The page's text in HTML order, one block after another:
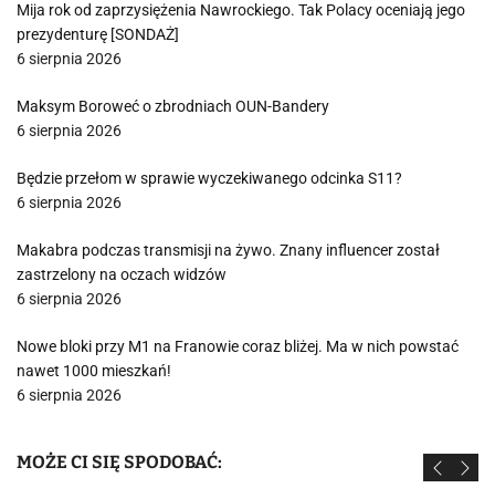
Mija rok od zaprzysiężenia Nawrockiego. Tak Polacy oceniają jego
prezydenturę [SONDAŻ]
6 sierpnia 2026
Maksym Boroweć o zbrodniach OUN-Bandery
6 sierpnia 2026
Będzie przełom w sprawie wyczekiwanego odcinka S11?
6 sierpnia 2026
Makabra podczas transmisji na żywo. Znany influencer został
zastrzelony na oczach widzów
6 sierpnia 2026
Nowe bloki przy M1 na Franowie coraz bliżej. Ma w nich powstać
nawet 1000 mieszkań!
6 sierpnia 2026
MOŻE CI SIĘ SPODOBAĆ: